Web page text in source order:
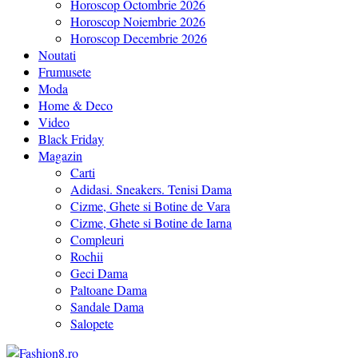
Horoscop Octombrie 2026
Horoscop Noiembrie 2026
Horoscop Decembrie 2026
Noutati
Frumusete
Moda
Home & Deco
Video
Black Friday
Magazin
Carti
Adidasi. Sneakers. Tenisi Dama
Cizme, Ghete si Botine de Vara
Cizme, Ghete si Botine de Iarna
Compleuri
Rochii
Geci Dama
Paltoane Dama
Sandale Dama
Salopete